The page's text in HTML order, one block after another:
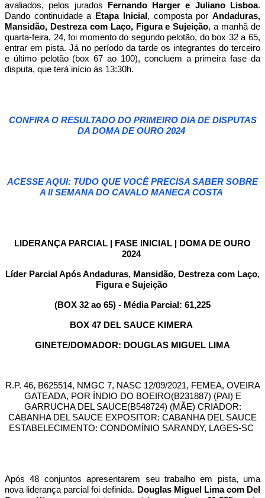
avaliados, pelos jurados
Fernando Harger e Juliano Lisboa.
Dando continuidade a Etapa Inicial , composta porAndaduras,
Mansidão, Destreza com Laço, Figura e Sujeição, a manhã de
quarta-feira, 24, foi momento do segundo pelotão, do box 32 a 65,
entrar em pista. Já no período da tarde os integrantes do terceiro
e último pelotão (box 67 ao 100), concluem a primeira fase da
disputa, que terá início às 13:30h.
CONFIRA O RESULTADO DO PRIMEIRO DIA DE DISPUTAS
DA DOMA DE OURO 2024
ACESSE AQUI: TUDO QUE VOCÊ PRECISA SABER SOBRE
A II SEMANA DO CAVALO MANECA COSTA
LIDERANÇA PARCIAL | FASE INICIAL | DOMA DE OURO
2024
Líder Parcial Após Andaduras, Mansidão, Destreza com Laço,
Figura e Sujeição
(BOX 32 ao 65) - Média Parcial: 61,225
BOX 47 DEL SAUCE KIMERA
GINETE/DOMADOR: DOUGLAS MIGUEL LIMA
R.P. 46, B625514, NMGC 7, NASC 12/09/2021, FEMEA, OVEIRA
GATEADA, POR ÍNDIO DO BOEIRO(B231887) (PAI) E
GARRUCHA DEL SAUCE(B548724) (MÃE) CRIADOR:
CABANHA DEL SAUCE EXPOSITOR: CABANHA DEL SAUCE
ESTABELECIMENTO: CONDOMÍNIO SARANDY, LAGES-SC
Após 48 conjuntos apresentarem seu trabalho em pista, uma
nova liderança parcial foi definida. Douglas Miguel Lima com Del